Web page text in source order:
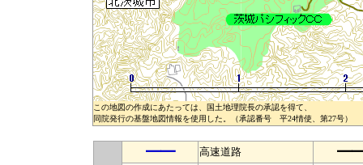
この地図の作成にあたっては、国土地理院長の承認を得て、
同院発行の基盤地図情報を使用した。（承認番号 平24情使、第27号）
━━ 高速道路